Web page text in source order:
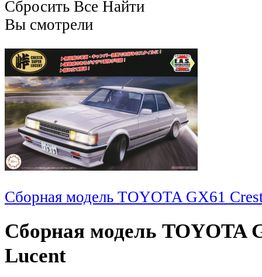
Сбросить Все Найти
Вы смотрели
Сборная модель TOYOTA GX61
Сборная модель TOYOTA
Lucent